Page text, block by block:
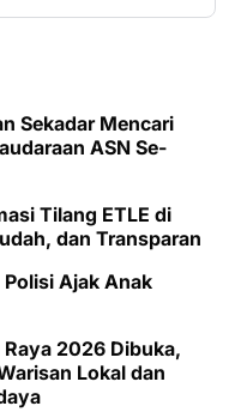
Sekadar Mencari
ASN Se-
Tilang ETLE di
dan Transparan
Ajak Anak
2026 Dibuka,
Lokal dan